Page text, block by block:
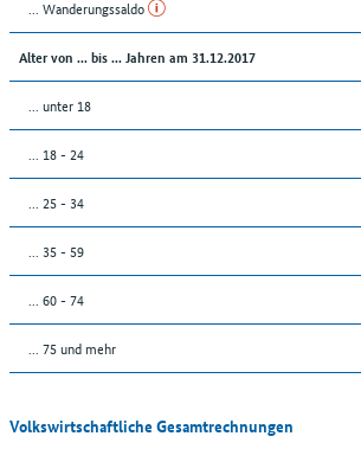
... Wanderungssaldo
Alter von ... bis ... Jahren am 31.12.2017
... unter 18
... 18 - 24
... 25 - 34
... 35 - 59
... 60 - 74
... 75 und mehr
Volkswirtschaftliche Gesamtrechnungen